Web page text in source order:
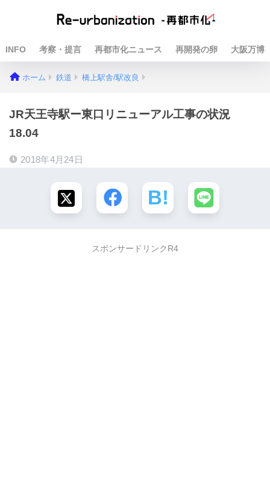
INFO 考察・提言 再都市化ニュース 再開発の卵 大阪万博
ホーム 鉄道 橋上駅舎/駅改良
JR天王寺駅ー東口リニューアル工事の状況
18.04
2018年4月24日
スポンサードリンクR4